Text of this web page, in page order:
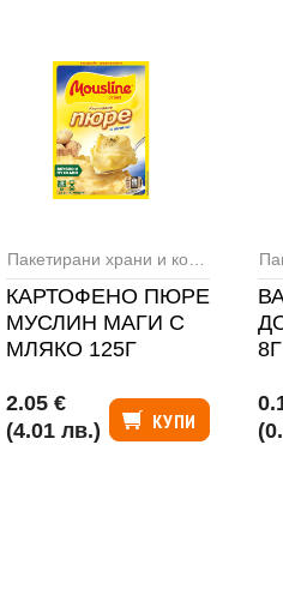
Фиксове и полуфабрикати
КАРТОФЕНО ПЮРЕ
МУСЛИН МАГИ С
МЛЯКО 125Г
2.05 €
(4.01 лв.)
КУПИ
8Г